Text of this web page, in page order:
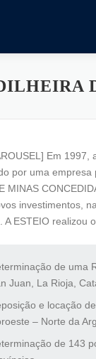
Em
por uma empresa
MINAS
investimentos,
A ESTEIO realizou
de uma
Juan, La Rioja,
e locação
– Norte da
de 143